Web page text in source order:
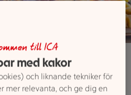
Supermarket
till ICA
med kakor
och liknande tekniker för
mer relevanta, och ge dig en